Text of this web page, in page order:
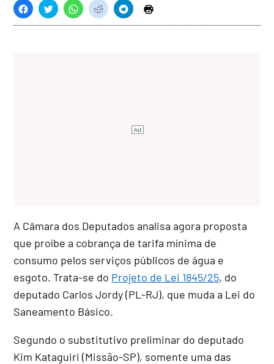
A Câmara dos Deputados analisa agora proposta
que proíbe a cobrança de tarifa mínima de
consumo pelos serviços públicos de água e
esgoto. Trata-se do Projeto de Lei 1845/25, do
deputado Carlos Jordy (PL-RJ), que muda a Lei do
Saneamento Básico.
Segundo o substitutivo preliminar do deputado
Kim Kataguiri (Missão-SP), somente uma das